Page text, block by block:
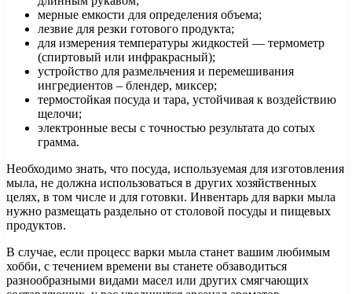
мерные емкости для определения объема;
лезвие для резки готового продукта;
для измерения температуры жидкостей — термометр
(спиртовый или инфракрасный);
устройство для размельчения и перемешивания
ингредиентов – блендер, миксер;
термостойкая посуда и тара, устойчивая к воздействию
щелочи;
электронные весы с точностью результата до сотых
грамма.
Необходимо знать, что посуда, используемая для изготовления
мыла, не должна использоваться в других хозяйственных
целях, в том числе и для готовки. Инвентарь для варки мыла
нужно размещать раздельно от столовой посуды и пищевых
продуктов.
В случае, если процесс варки мыла станет вашим любимым
хобби, с течением времени вы станете обзаводиться
разнообразными видами масел или других смягчающих